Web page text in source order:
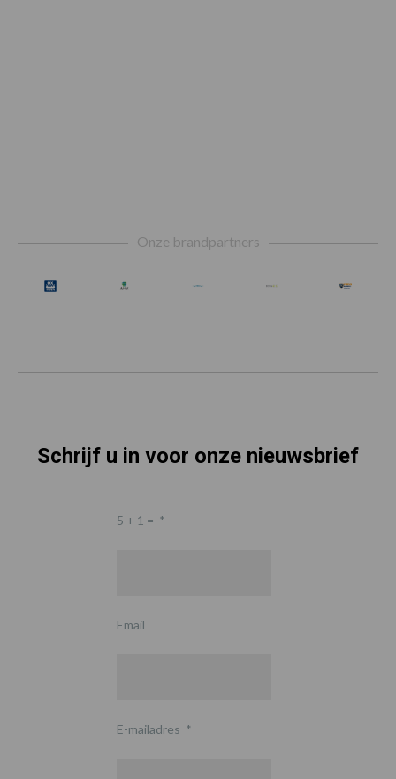
Onze brandpartners
Schrijf u in voor onze nieuwsbrief
5 + 1 = *
Email
E-mailadres *